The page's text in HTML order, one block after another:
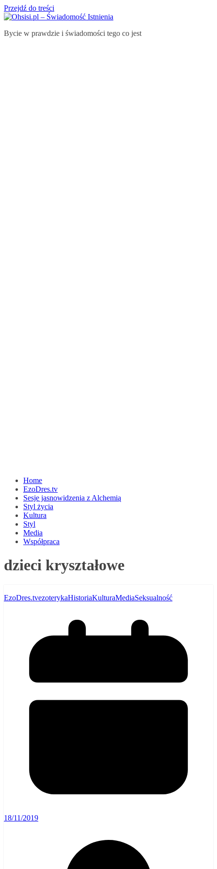
Przejdź do treści
Bycie w prawdzie i świadomości tego co jest
Home
EzoDres.tv
Sesje jasnowidzenia z Alchemią
Styl życia
Kultura
Styl
Media
Współpraca
dzieci kryształowe
EzoDres.tvezoterykaHistoriaKulturaMediaSeksualność
18/11/2019